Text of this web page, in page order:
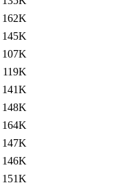
162K
145K
107K
119K
141K
148K
164K
147K
146K
151K